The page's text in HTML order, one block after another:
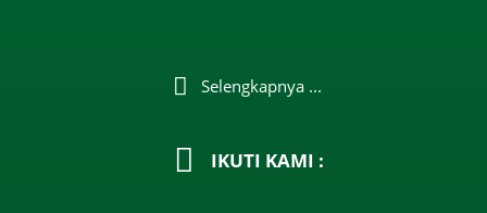
Selengkapnya ...
IKUTI KAMI :